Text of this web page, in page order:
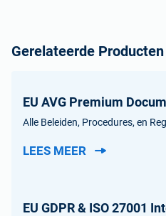
Gerelateerde Producten
EU AVG Premium
Alle Beleiden, Procedures, en
LEES MEER
EU GDPR & ISO 27001